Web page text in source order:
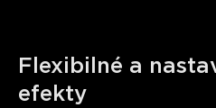
Flexibilné a
efekty